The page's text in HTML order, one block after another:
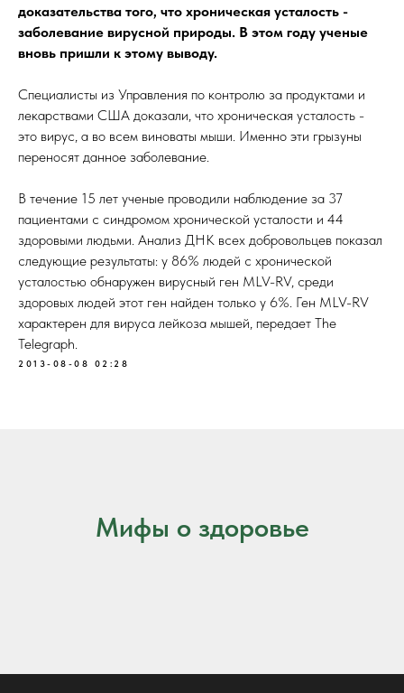
доказательства того, что хроническая усталость -
заболевание вирусной природы. В этом году ученые
вновь пришли к этому выводу.
Специалисты из Управления по контролю за продуктами и
лекарствами США доказали, что хроническая усталость -
это вирус, а во всем виноваты мыши. Именно эти грызуны
переносят данное заболевание.
В течение 15 лет ученые проводили наблюдение за 37
пациентами с синдромом хронической усталости и 44
здоровыми людьми. Анализ ДНК всех добровольцев показал
следующие результаты: у 86% людей с хронической
усталостью обнаружен вирусный ген MLV-RV, среди
здоровых людей этот ген найден только у 6%. Ген MLV-RV
характерен для вируса лейкоза мышей, передает The
Telegraph.
2013-08-08 02:28
Мифы о здоровье